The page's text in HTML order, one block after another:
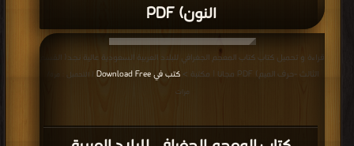
النون) PDF
قراءة و تحميل كتاب كتاب المعجم الجغرافي للبلاد العربية السعودية عالية نجد( القسم
الثالث -حرف الميم) PDF مجانا | مكتبة >
كتب في Download Free
| التحميل : مرة/
مرات